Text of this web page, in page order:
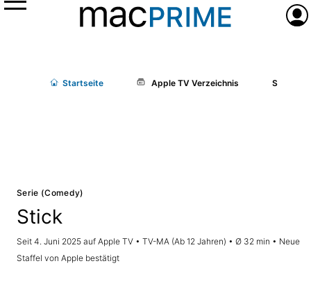
Menü
Startseite Apple TV Verzeichnis Stick
Serie (Comedy)
Stick
Seit 4. Juni 2025 auf Apple TV • TV-MA (Ab 12 Jahren) • Ø 32 min • Neue
Staffel von Apple bestätigt